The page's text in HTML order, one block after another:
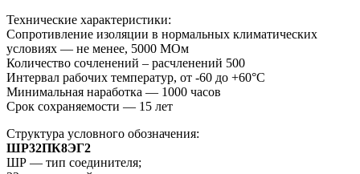
Технические характеристики:
Сопротивление изоляции в нормальных климатических
условиях — не менее, 5000 МОм
Количество сочленений – расчленений 500
Интервал рабочих температур, от -60 до +60°С
Минимальная наработка — 1000 часов
Срок сохраняемости — 15 лет
Структура условного обозначения:
ШР32ПК8ЭГ2
ШР — тип соединителя;